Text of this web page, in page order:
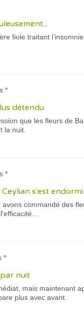
fiole traitant
*
détendu
que les fleurs de
la nuit.
*
s'est endormi.
commandé des
*
nuit
mais maintenant
plus avec avant.